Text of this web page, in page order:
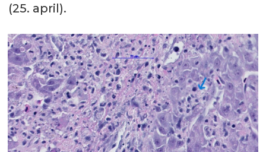
(25. april).